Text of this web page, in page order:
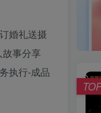
婚礼送摄
事分享
执行-成品